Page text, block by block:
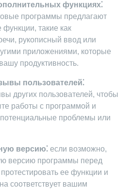
функциях⁚
программы предлагают
такие как
рукописный ввод или
приложениями, которые
продуктивность.
пользователей⁚
других пользователей, чтобы
работы с программой и
проблемы или
версию⁚ если возможно,
версию программы перед
ее функции и
соответствует вашим